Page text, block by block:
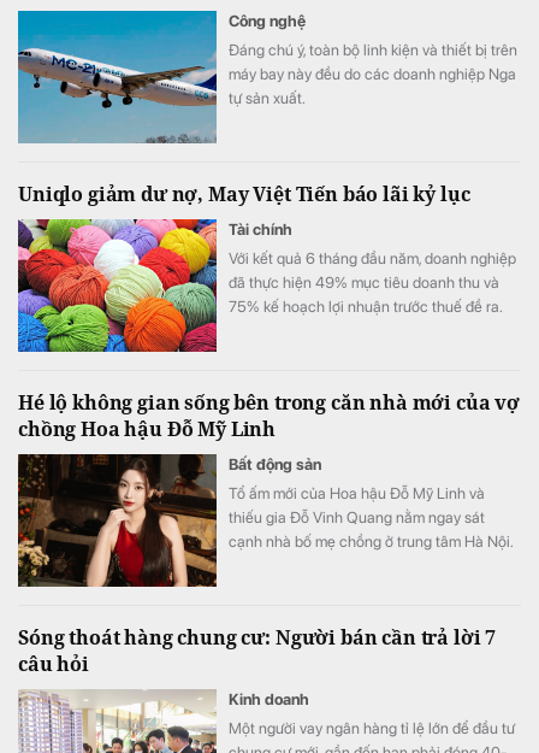
Công nghệ
Đáng chú ý, toàn bộ linh kiện và thiết bị trên
máy bay này đều do các doanh nghiệp Nga
tự sản xuất.
Uniqlo giảm dư nợ, May Việt Tiến báo lãi kỷ lục
Tài chính
Với kết quả 6 tháng đầu năm, doanh nghiệp
đã thực hiện 49% mục tiêu doanh thu và
75% kế hoạch lợi nhuận trước thuế đề ra.
Hé lộ không gian sống bên trong căn nhà mới của vợ
chồng Hoa hậu Đỗ Mỹ Linh
Bất động sản
Tổ ấm mới của Hoa hậu Đỗ Mỹ Linh và
thiếu gia Đỗ Vinh Quang nằm ngay sát
cạnh nhà bố mẹ chồng ở trung tâm Hà Nội.
Sóng thoát hàng chung cư: Người bán cần trả lời 7
câu hỏi
Kinh doanh
Một người vay ngân hàng tỉ lệ lớn để đầu tư